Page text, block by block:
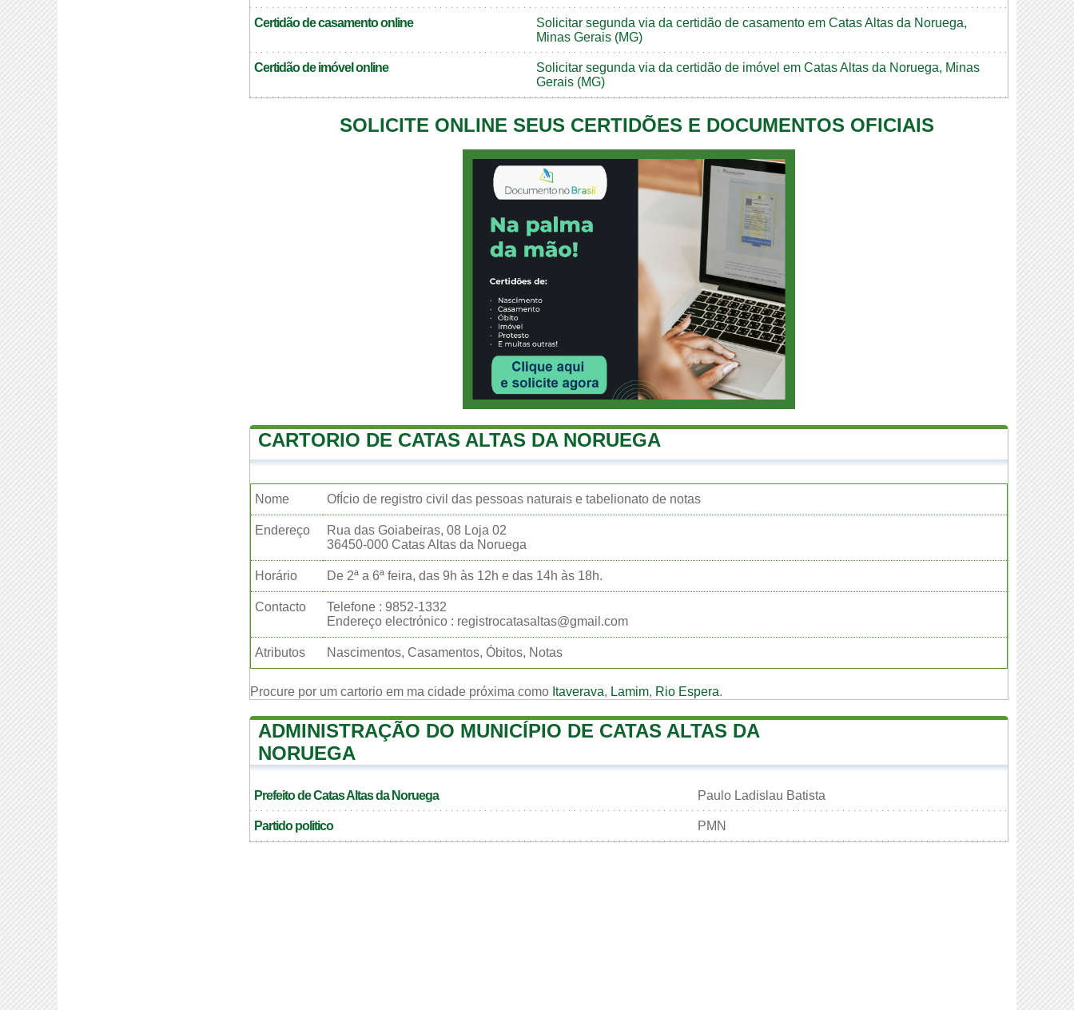
Certidão de casamento online
Solicitar segunda via da certidão de casamento em Catas Altas da Noruega,
Minas Gerais (MG)
Certidão de imóvel online
Solicitar segunda via da certidão de imóvel em Catas Altas da Noruega, Minas
Gerais (MG)
SOLICITE ONLINE SEUS CERTIDÕES E DOCUMENTOS OFICIAIS
CARTORIO DE CATAS ALTAS DA NORUEGA
Nome OfÍcio de registro civil das pessoas naturais e tabelionato de notas
Endereço
Rua das Goiabeiras, 08 Loja 02
36450-000 Catas Altas da Noruega
Horário De 2ª a 6ª feira, das 9h às 12h e das 14h às 18h.
Contacto
Telefone : 9852-1332
Endereço electrónico : registrocatasaltas@gmail.com
Atributos Nascimentos, Casamentos, Óbitos, Notas
Procure por um cartorio em ma cidade próxima como Itaverava, Lamim, Rio Espera.
ADMINISTRAÇÃO DO MUNICÍPIO DE CATAS ALTAS DA
NORUEGA
Prefeito de Catas Altas da Noruega Paulo Ladislau Batista
Partido politico PMN